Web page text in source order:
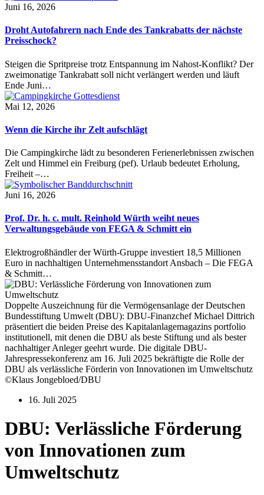
Juni 16, 2026
Droht Autofahrern nach Ende des Tankrabatts der nächste
Preisschock?
Steigen die Spritpreise trotz Entspannung im Nahost-Konflikt? Der
zweimonatige Tankrabatt soll nicht verlängert werden und läuft
Ende Juni…
Mai 12, 2026
Wenn die Kirche ihr Zelt aufschlägt
Die Campingkirche lädt zu besonderen Ferienerlebnissen zwischen
Zelt und Himmel ein Freiburg (pef). Urlaub bedeutet Erholung,
Freiheit –…
Juni 16, 2026
Prof. Dr. h. c. mult. Reinhold Würth weiht neues
Verwaltungsgebäude von FEGA & Schmitt ein
Elektrogroßhändler der Würth-Gruppe investiert 18,5 Millionen
Euro in nachhaltigen Unternehmensstandort Ansbach – Die FEGA
& Schmitt…
Doppelte Auszeichnung für die Vermögensanlage der Deutschen
Bundesstiftung Umwelt (DBU): DBU-Finanzchef Michael Dittrich
präsentiert die beiden Preise des Kapitalanlagemagazins portfolio
institutionell, mit denen die DBU als beste Stiftung und als bester
nachhaltiger Anleger geehrt wurde. Die digitale DBU-
Jahrespressekonferenz am 16. Juli 2025 bekräftigte die Rolle der
DBU als verlässliche Förderin von Innovationen im Umweltschutz
©Klaus Jongebloed/DBU
16. Juli 2025
DBU: Verlässliche Förderung
von Innovationen zum
Umweltschutz